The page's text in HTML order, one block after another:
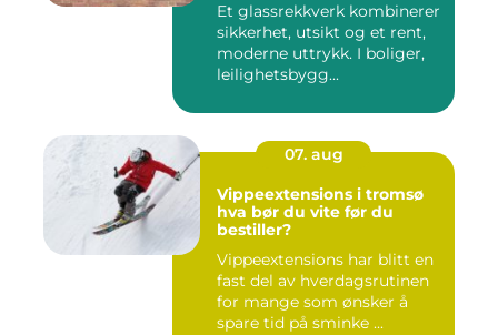
Et glassrekkverk kombinerer
sikkerhet, utsikt og et rent,
moderne uttrykk. I boliger,
leilighetsbygg...
07. aug
Vippeextensions i tromsø
hva bør du vite før du
bestiller?
Vippeextensions har blitt en
fast del av hverdagsrutinen
for mange som ønsker å
spare tid på sminke ...